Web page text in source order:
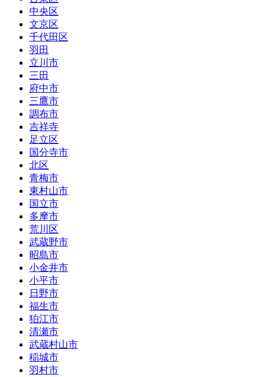
中央区
文京区
千代田区
羽田
立川市
三田
府中市
三鷹市
調布市
吉祥寺
足立区
国分寺市
北区
青梅市
東村山市
国立市
多摩市
荒川区
武蔵野市
昭島市
小金井市
小平市
日野市
福生市
狛江市
清瀬市
武蔵村山市
稲城市
羽村市